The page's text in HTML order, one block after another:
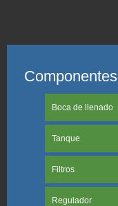
Componentes
Boca de llenado
Tanque
Filtros
Regulador